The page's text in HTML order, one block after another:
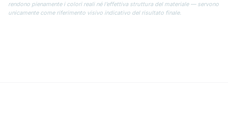
rendono pienamente i colori reali né l’effettiva struttura del materiale — servono
unicamente come riferimento visivo indicativo del risultato finale.